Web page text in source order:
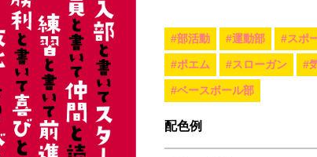
#部活動 #運動部 #スポ
#ポエム #スローガン #
#ベースボール部
配色例